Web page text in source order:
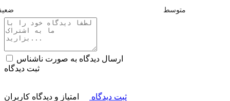
متوسط
ارسال دیدگاه به صورت ناشناس
ثبت دیدگاه
ثبت دیدگاه امتیاز و دیدگاه کاربران